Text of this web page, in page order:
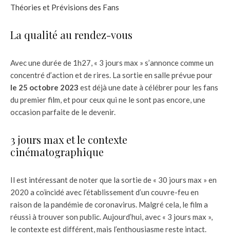
Théories et Prévisions des Fans
La qualité au rendez-vous
Avec une durée de 1h27, « 3 jours max » s’annonce comme un
concentré d’action et de rires. La sortie en salle prévue pour
le 25 octobre 2023 est déjà une date à célébrer pour les fans
du premier film, et pour ceux qui ne le sont pas encore, une
occasion parfaite de le devenir.
3 jours max et le contexte
cinématographique
Il est intéressant de noter que la sortie de « 30 jours max » en
2020 a coïncidé avec l’établissement d’un couvre-feu en
raison de la pandémie de coronavirus. Malgré cela, le film a
réussi à trouver son public. Aujourd’hui, avec « 3 jours max »,
le contexte est différent, mais l’enthousiasme reste intact.